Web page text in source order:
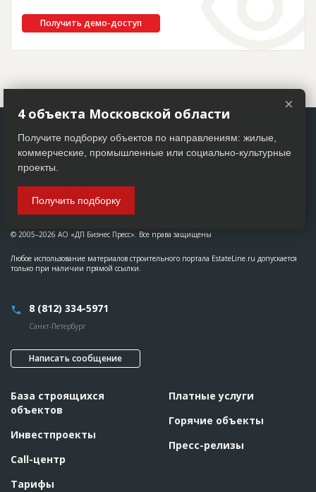
Получить демо-доступ
© 2005–2026 АО «ДП Бизнес Пресс». Все права защищены
Любое использование материалов строительного портала EstateLine.ru допускается
только при наличии прямой ссылки.
8 (812) 334-5971
Санкт-Петербург
Написать сообщение
База строящихся
объектов
Инвестпроекты
Call-центр
Тарифы
Платные услуги
Горячие объекты
Пресс-релизы
×
4 объекта Московской области
Получите подборку объектов по направлениям: жилые,
коммерческие, промышленные или социально-культурные
проекты.
Получить подборку